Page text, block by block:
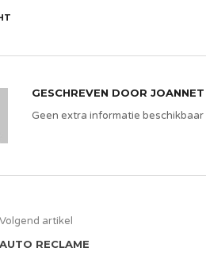
GESCHREVEN DOOR JOANNET
Geen extra informatie beschikbaar
Volgend artikel
AUTO RECLAME